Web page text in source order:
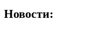
Новости: